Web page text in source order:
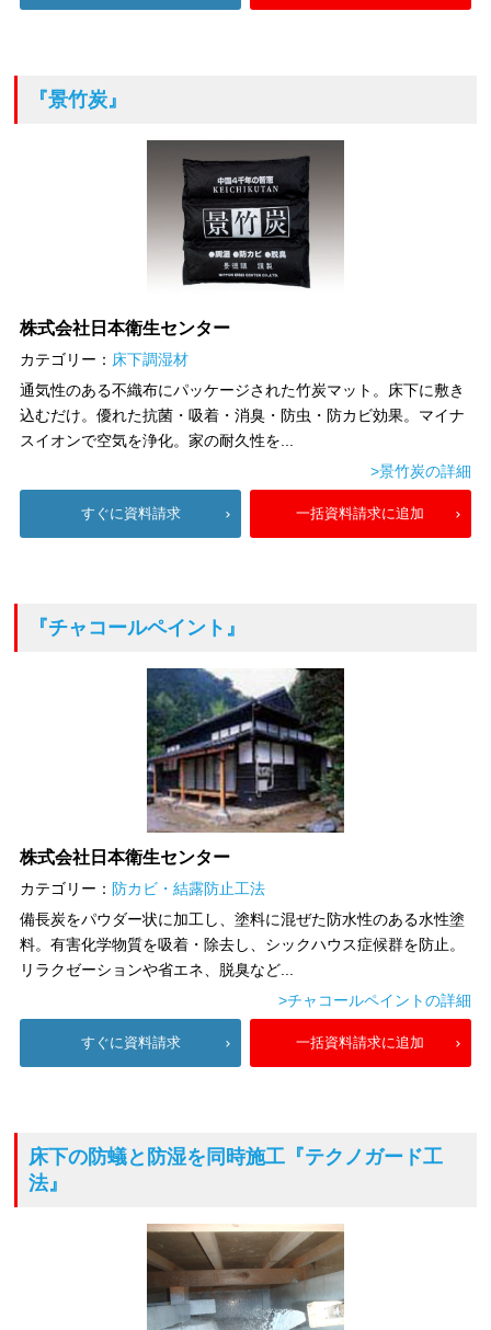
『景竹炭』
株式会社日本衛生センター
カテゴリー： 床下調湿材
通気性のある不織布にパッケージされた竹炭マット。床下に敷き
込むだけ。優れた抗菌・吸着・消臭・防虫・防カビ効果。マイナ
スイオンで空気を浄化。家の耐久性を...
>景竹炭の詳細
すぐに資料請求 一括資料請求に追加
『チャコールペイント』
株式会社日本衛生センター
カテゴリー： 防カビ・結露防止工法
備長炭をパウダー状に加工し、塗料に混ぜた防水性のある水性塗
料。有害化学物質を吸着・除去し、シックハウス症候群を防止。
リラクゼーションや省エネ、脱臭など...
>チャコールペイントの詳細
すぐに資料請求 一括資料請求に追加
床下の防蟻と防湿を同時施工 『テクノガード工
法』